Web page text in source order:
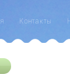
Контакты